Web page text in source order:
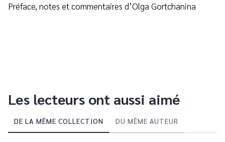
Préface, notes et commentaires d’Olga Gortchanina
Les lecteurs ont aussi aimé
DE LA MÊME COLLECTION DU MÊME AUTEUR